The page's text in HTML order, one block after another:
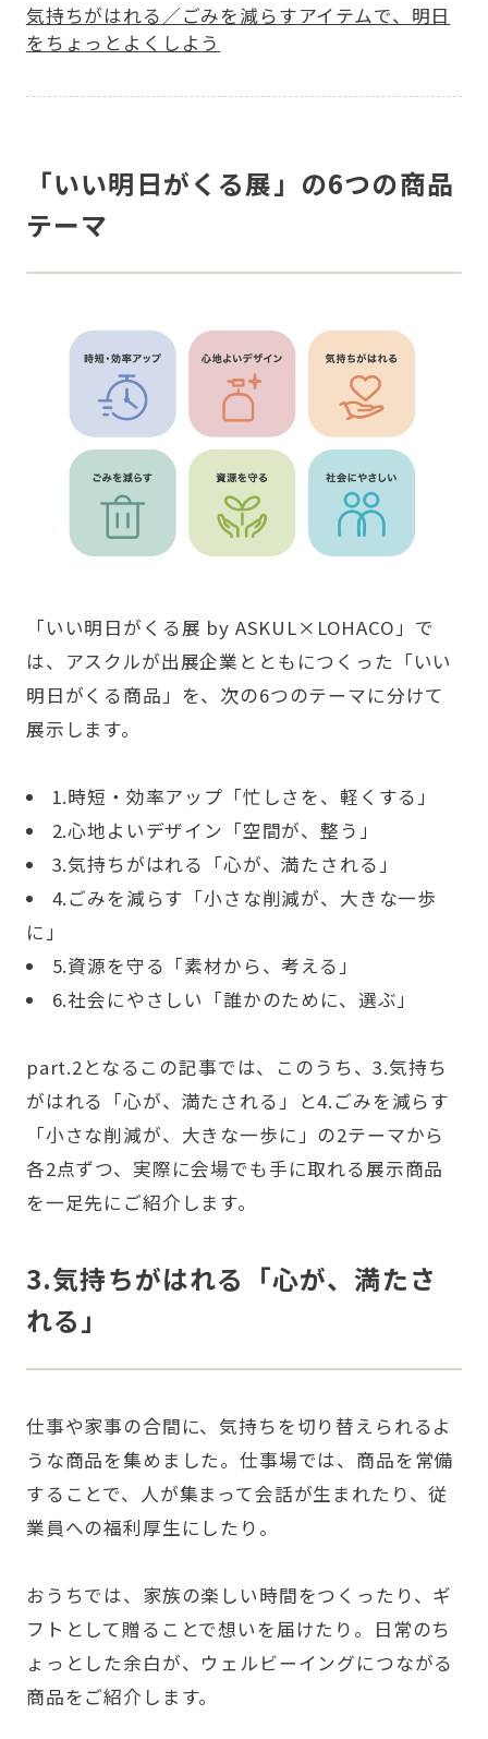
気持ちがはれる／ごみを減らすアイテムで、明日
をちょっとよくしよう
「いい明日がくる展」の6つの商品
テーマ
「いい明日がくる展 by ASKUL×LOHACO」で
は、アスクルが出展企業とともにつくった「いい
明日がくる商品」を、次の6つのテーマに分けて
展示します。
1.時短・効率アップ「忙しさを、軽くする」
2.心地よいデザイン「空間が、整う」
3.気持ちがはれる「心が、満たされる」
4.ごみを減らす「小さな削減が、大きな一歩
に」
5.資源を守る「素材から、考える」
6.社会にやさしい「誰かのために、選ぶ」
part.2となるこの記事では、このうち、3.気持ち
がはれる「心が、満たされる」と4.ごみを減らす
「小さな削減が、大きな一歩に」の2テーマから
各2点ずつ、実際に会場でも手に取れる展示商品
を一足先にご紹介します。
3.気持ちがはれる「心が、満たさ
れる」
仕事や家事の合間に、気持ちを切り替えられるよ
うな商品を集めました。仕事場では、商品を常備
することで、人が集まって会話が生まれたり、従
業員への福利厚生にしたり。
おうちでは、家族の楽しい時間をつくったり、ギ
フトとして贈ることで想いを届けたり。日常のち
ょっとした余白が、ウェルビーイングにつながる
商品をご紹介します。